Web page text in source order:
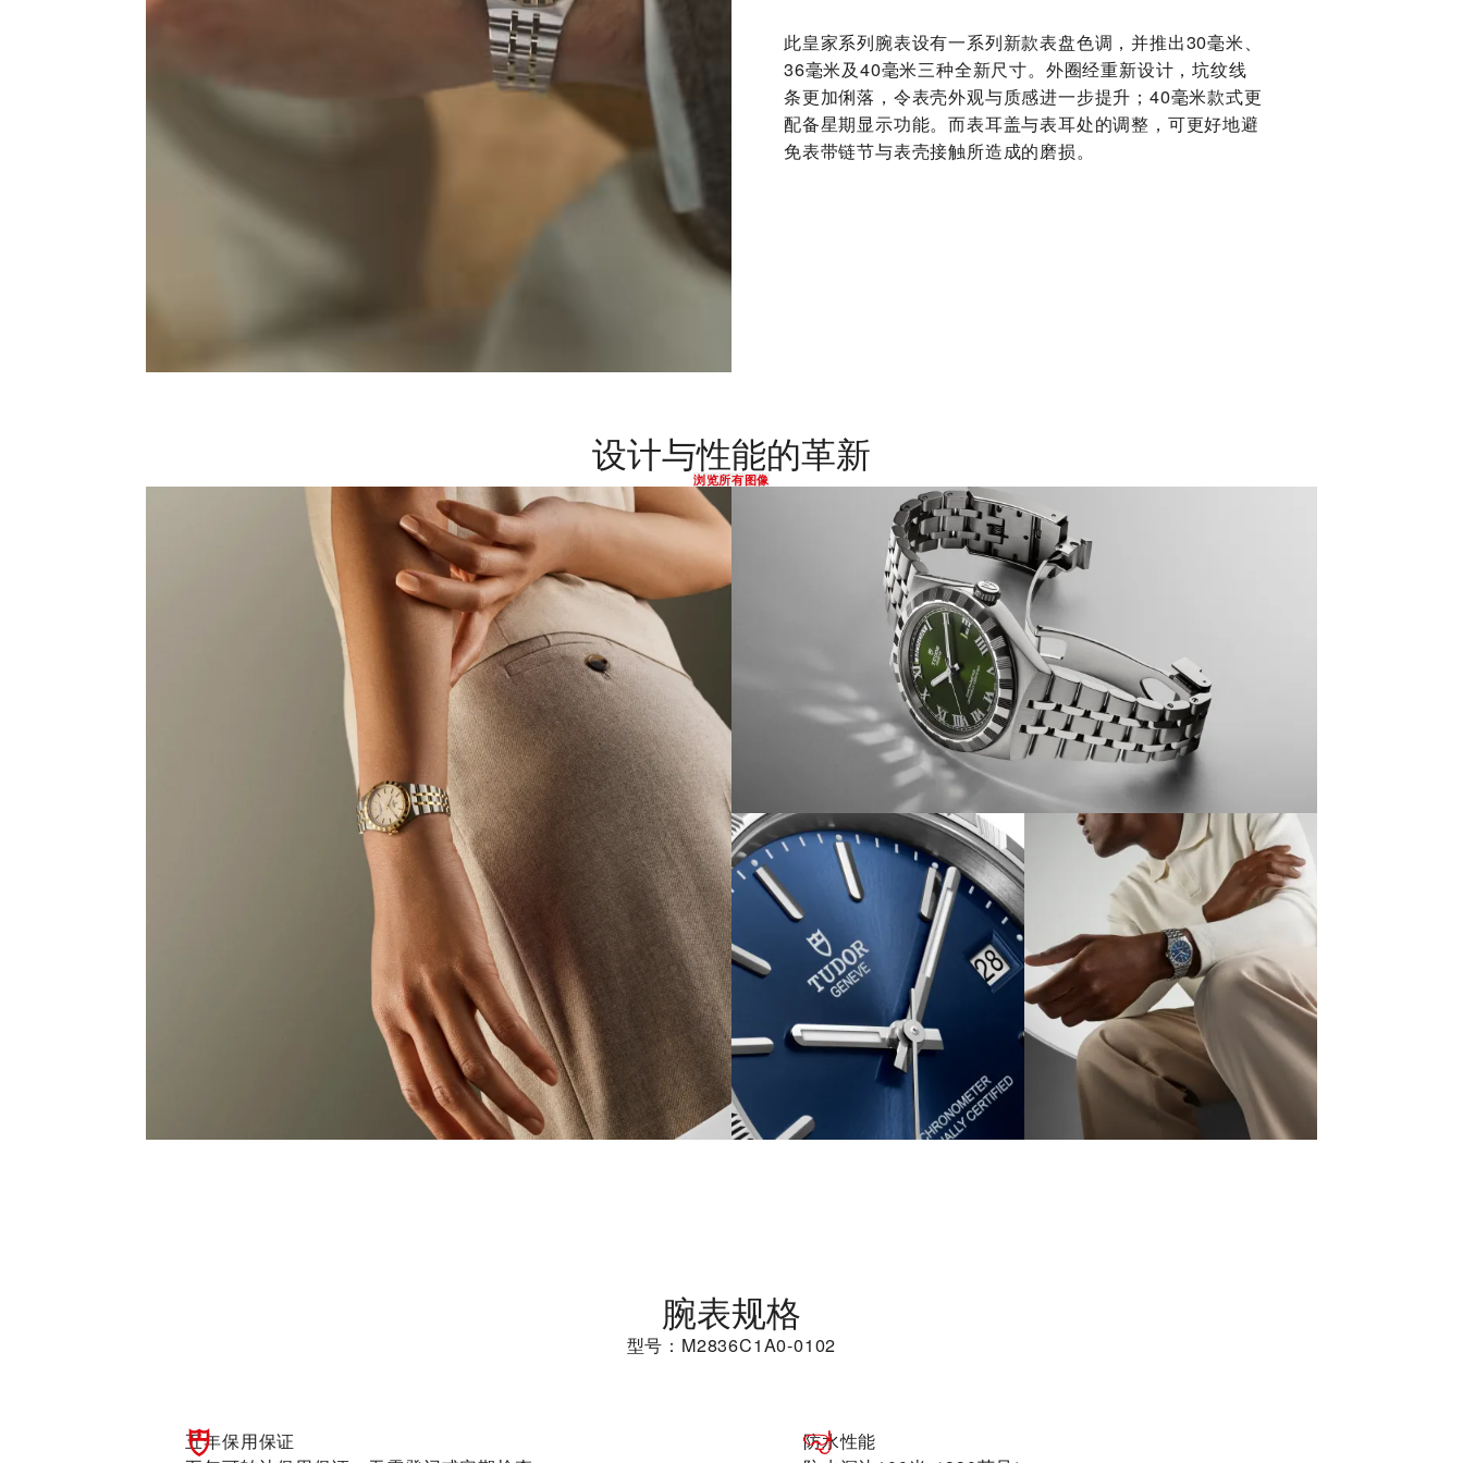
此皇家系列腕表设有一系列新款表盘色调，并推出30毫米、
36毫米及40毫米三种全新尺寸。外圈经重新设计，坑纹线
条更加俐落，令表壳外观与质感进一步提升；40毫米款式更
配备星期显示功能。而表耳盖与表耳处的调整，可更好地避
免表带链节与表壳接触所造成的磨损。
设计与性能的革新
浏览所有图像
腕表规格
型号：M2836C1A0-0102
五年保用保证
防水性能